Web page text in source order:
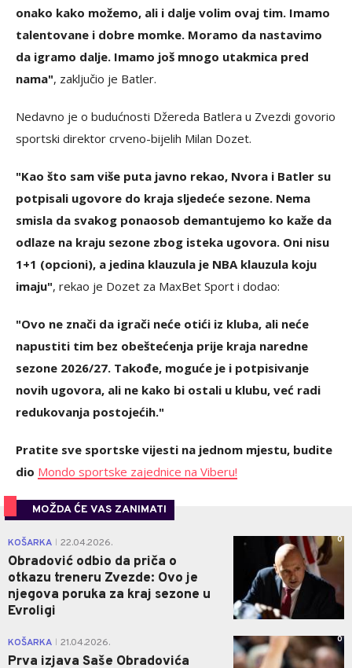
onako kako možemo, ali i dalje volim ovaj tim. Imamo
talentovane i dobre momke. Moramo da nastavimo
da igramo dalje. Imamo još mnogo utakmica pred
nama", zaključio je Batler.
Nedavno je o budućnosti Džereda Batlera u Zvezdi govorio
sportski direktor crveno-bijelih Milan Dozet.
"Kao što sam više puta javno rekao, Nvora i Batler su
potpisali ugovore do kraja sljedeće sezone. Nema
smisla da svakog ponaosob demantujemo ko kaže da
odlaze na kraju sezone zbog isteka ugovora. Oni nisu
1+1 (opcioni), a jedina klauzula je NBA klauzula koju
imaju", rekao je Dozet za MaxBet Sport i dodao:
"Ovo ne znači da igrači neće otići iz kluba, ali neće
napustiti tim bez obeštećenja prije kraja naredne
sezone 2026/27. Takođe, moguće je i potpisivanje
novih ugovora, ali ne kako bi ostali u klubu, već radi
redukovanja postojećih."
Pratite sve sportske vijesti na jednom mjestu, budite
dio Mondo sportske zajednice na Viberu!
MOŽDA ĆE VAS ZANIMATI
KOŠARKA 22.04.2026.
Obradović odbio da priča o
otkazu treneru Zvezde: Ovo je
njegova poruka za kraj sezone u
Evroligi
0
KOŠARKA 21.04.2026.
Prva izjava Saše Obradovića
0